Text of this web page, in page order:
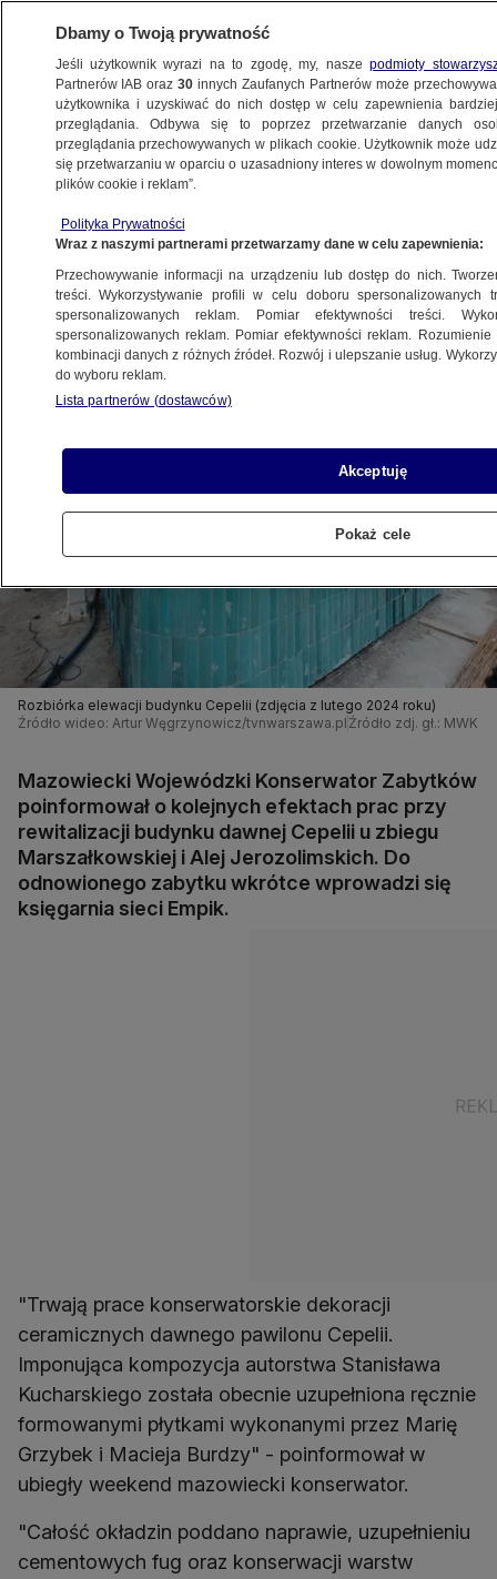
WARSZAWA
ŚRÓDMIEŚCIE
i ciekawostki". Ceramika z dawnego
budynku Cepelii coraz bliżej oryginału
8.10.2024, 14:00
Udostępnij
Rozbiórka elewacji budynku Cepelii (zdjęcia z lutego 2024 roku)
Źródło wideo: Artur Węgrzynowicz/tvnwarszawa.pl Źródło zdj. gł.: MWKZ
Mazowiecki Wojewódzki Konserwator Zabytków
poinformował o kolejnych efektach prac przy
rewitalizacji budynku dawnej Cepelii u zbiegu
Marszałkowskiej i Alej Jerozolimskich. Do
odnowionego zabytku wkrótce wprowadzi się
księgarnia sieci Empik.
"Trwają prace konserwatorskie dekoracji
ceramicznych dawnego pawilonu Cepelii.
Imponująca kompozycja autorstwa Stanisława
Kucharskiego została obecnie uzupełniona ręcznie
formowanymi płytkami wykonanymi przez Marię
Grzybek i Macieja Burdzy" - poinformował w
ubiegły weekend mazowiecki konserwator.
"Całość okładzin poddano naprawie, uzupełnieniu
cementowych fug oraz konserwacji warstw
Dbamy o Twoją prywatność
Jeśli użytkownik wyrazi na to zgodę, my, naszepodmioty
Partnerów IAB oraz30 innych Zaufanych Partnerów może
użytkownika i uzyskiwać do nich dostęp w celu zapewnienia
przeglądania. Odbywa się to poprzez przetwarzanie danych
przeglądania przechowywanych w plikach cookie. Użytkownik może
się przetwarzaniu w oparciu o uzasadniony interes w dowolnym
plików cookie i reklam”.
Polityka Prywatności
Wraz z naszymi partnerami przetwarzamy dane w celu zapewnienia:
Przechowywanie informacji na urządzeniu lub dostęp do nich.
treści. Wykorzystywanie profili w celu doboru spersonalizowanych
spersonalizowanych reklam. Pomiar efektywności treści.
spersonalizowanych reklam. Pomiar efektywności reklam.
kombinacji danych z różnych źródeł. Rozwój i ulepszanie usług.
do wyboru reklam.
Lista partnerów (dostawców)
Akceptuję
Pokaż cele